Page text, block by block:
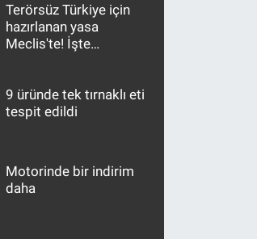
Terörsüz Türkiye için
hazırlanan yasa
Meclis'te! İşte
9 üründe tek tırnaklı eti
tespit edildi
Motorinde bir indirim
daha